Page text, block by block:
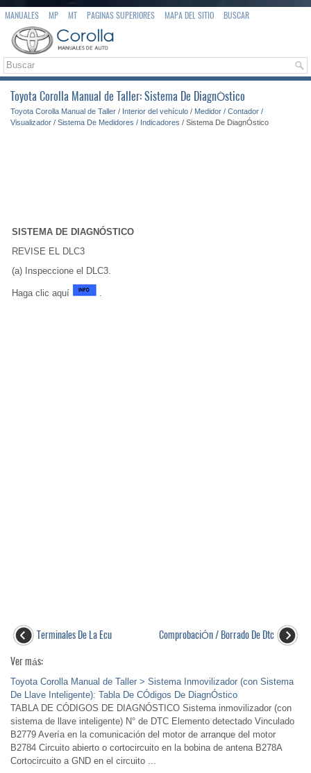
MANUALES MP MT PAGINAS SUPERIORES MAPA DEL SITIO BUSCAR
Toyota Corolla Manual de Taller: Sistema De DiagnÓstico
Toyota Corolla Manual de Taller / Interior del vehículo / Medidor / Contador /
Visualizador / Sistema De Medidores / Indicadores / Sistema De DiagnÓstico
SISTEMA DE DIAGNÓSTICO
REVISE EL DLC3
(a) Inspeccione el DLC3.
Haga clic aquí .
Terminales De La Ecu
ComprobaciÓn / Borrado De Dtc
Ver más:
Toyota Corolla Manual de Taller > Sistema Inmovilizador (con Sistema
De Llave Inteligente): Tabla De CÓdigos De DiagnÓstico
TABLA DE CÓDIGOS DE DIAGNÓSTICO Sistema inmovilizador (con
sistema de llave inteligente) N° de DTC Elemento detectado Vinculado
B2779 Avería en la comunicación del motor de arranque del motor
B2784 Circuito abierto o cortocircuito en la bobina de antena B278A
Cortocircuito a GND en el circuito ...